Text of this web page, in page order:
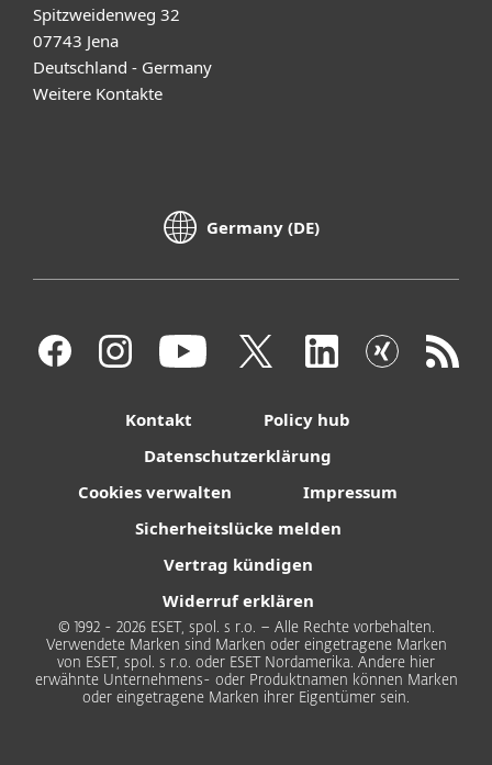
Spitzweidenweg 32
07743 Jena
Deutschland - Germany
Weitere Kontakte
Germany (DE)
Kontakt
Policy hub
Datenschutzerklärung
Cookies verwalten
Impressum
Sicherheitslücke melden
Vertrag kündigen
Widerruf erklären
© 1992 - 2026 ESET, spol. s r.o. – Alle Rechte vorbehalten.
Verwendete Marken sind Marken oder eingetragene Marken
von ESET, spol. s r.o. oder ESET Nordamerika. Andere hier
erwähnte Unternehmens- oder Produktnamen können Marken
oder eingetragene Marken ihrer Eigentümer sein.